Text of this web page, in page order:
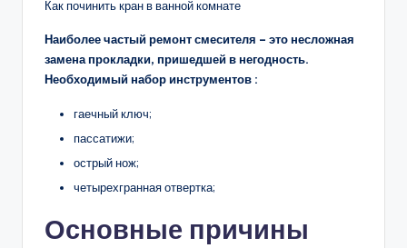
Наиболее частый ремонт смесителя – это несложная
замена прокладки, пришедшей в негодность.
Необходимый набор инструментов :
гаечный ключ;
пассатижи;
острый нож;
четырехгранная отвертка;
Основные причины